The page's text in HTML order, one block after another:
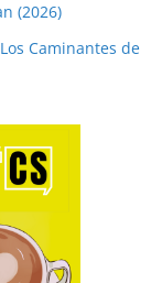
(2026)
Caminantes de